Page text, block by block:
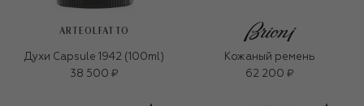
ARTEOLFATTO
Духи Capsule 1942 (100ml)
38 500 ₽
Кожаный ремень
62 200 ₽